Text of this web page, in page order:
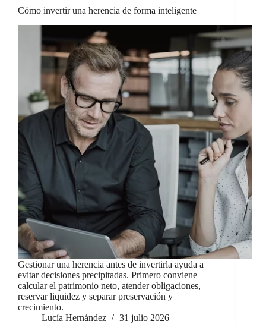
Cómo invertir una herencia de forma inteligente
Gestionar una herencia antes de invertirla ayuda a
evitar decisiones precipitadas. Primero conviene
calcular el patrimonio neto, atender obligaciones,
reservar liquidez y separar preservación y
crecimiento.
Lucía Hernández
31 julio 2026